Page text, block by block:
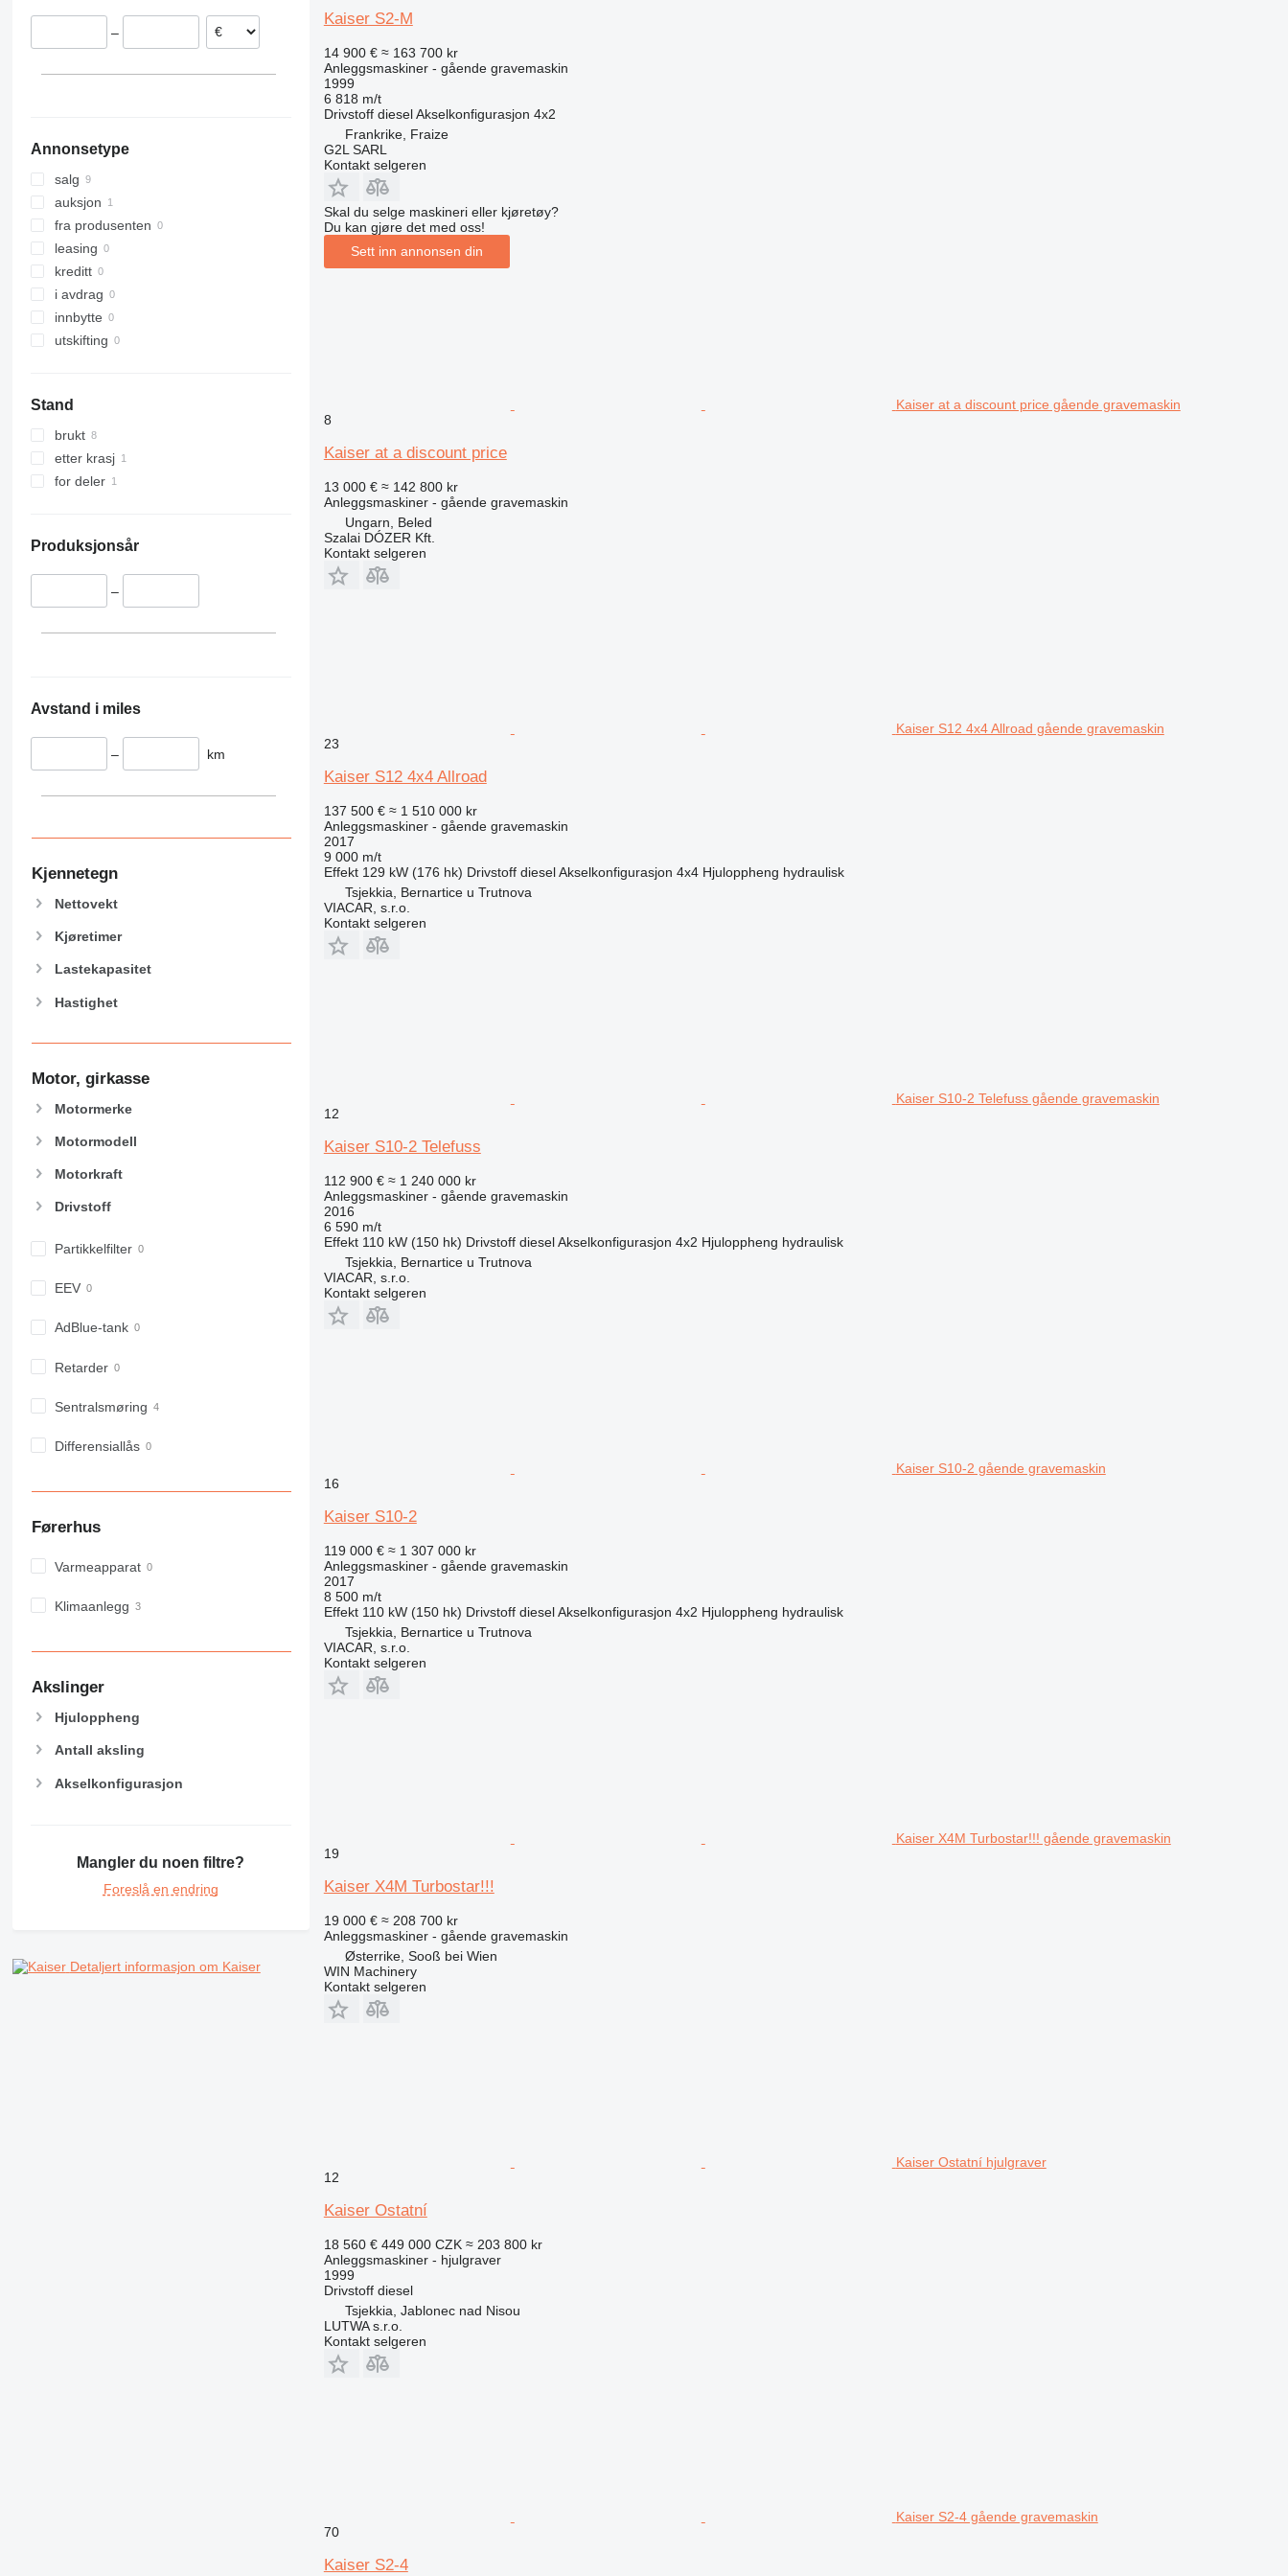
312
318
319
320
321
322
323
324
325
326
340
345
349
374
420
428
434
444
906
908
910
924
930
953
955
963
972
973
982
990
C-series
CS
E-series
IT
MH
PM
RM
427
8008
8018
8025
8026
8030
8035
CT
JS
JZ
VMT
Vibromax
3369
Pecolift
Toucan
SD
XR Slovakia
Østerrike
–
Annonsetype
salg
auksjon
fra produsenten
leasing
kreditt
i avdrag
innbytte
utskifting
Stand
brukt
etter krasj
for deler
Produksjonsår
–
Avstand i miles
– km
Kjennetegn
Nettovekt
Kjøretimer
Lastekapasitet
Hastighet
Motor, girkasse
Motormerke
Motormodell
Motorkraft
Drivstoff
Partikkelfilter
EEV
AdBlue-tank
Retarder
Sentralsmøring
Differensiallås
Førerhus
Varmeapparat
Klimaanlegg
Akslinger
Hjuloppheng
Antall aksling
Akselkonfigurasjon
Mangler du noen filtre?
Foreslå en endring
Detaljert informasjon om Kaiser
Kaiser S2-M
14 900 € ≈ 163 700 kr
Anleggsmaskiner - gående gravemaskin
1999
6 818 m/t
Drivstoff diesel Akselkonfigurasjon 4x2
Frankrike, Fraize
G2L SARL
Kontakt selgeren
Skal du selge maskineri eller kjøretøy?
Du kan gjøre det med oss!
Sett inn annonsen din
Kaiser at a discount price gående gravemaskin
8
Kaiser at a discount price
13 000 € ≈ 142 800 kr
Anleggsmaskiner - gående gravemaskin
Ungarn, Beled
Szalai DÓZER Kft.
Kontakt selgeren
Kaiser S12 4x4 Allroad gående gravemaskin
23
Kaiser S12 4x4 Allroad
137 500 € ≈ 1 510 000 kr
Anleggsmaskiner - gående gravemaskin
2017
9 000 m/t
Effekt 129 kW (176 hk) Drivstoff diesel Akselkonfigurasjon 4x4 Hjuloppheng hydraulisk
Tsjekkia, Bernartice u Trutnova
VIACAR, s.r.o.
Kontakt selgeren
Kaiser S10-2 Telefuss gående gravemaskin
12
Kaiser S10-2 Telefuss
112 900 € ≈ 1 240 000 kr
Anleggsmaskiner - gående gravemaskin
2016
6 590 m/t
Effekt 110 kW (150 hk) Drivstoff diesel Akselkonfigurasjon 4x2 Hjuloppheng hydraulisk
Tsjekkia, Bernartice u Trutnova
VIACAR, s.r.o.
Kontakt selgeren
Kaiser S10-2 gående gravemaskin
16
Kaiser S10-2
119 000 € ≈ 1 307 000 kr
Anleggsmaskiner - gående gravemaskin
2017
8 500 m/t
Effekt 110 kW (150 hk) Drivstoff diesel Akselkonfigurasjon 4x2 Hjuloppheng hydraulisk
Tsjekkia, Bernartice u Trutnova
VIACAR, s.r.o.
Kontakt selgeren
Kaiser X4M Turbostar!!! gående gravemaskin
19
Kaiser X4M Turbostar!!!
19 000 € ≈ 208 700 kr
Anleggsmaskiner - gående gravemaskin
Østerrike, Sooß bei Wien
WIN Machinery
Kontakt selgeren
Kaiser Ostatní hjulgraver
12
Kaiser Ostatní
18 560 € 449 000 CZK ≈ 203 800 kr
Anleggsmaskiner - hjulgraver
1999
Drivstoff diesel
Tsjekkia, Jablonec nad Nisou
LUTWA s.r.o.
Kontakt selgeren
Kaiser S2-4 gående gravemaskin
70
Kaiser S2-4